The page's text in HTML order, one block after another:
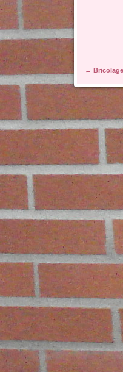
Navigation
←